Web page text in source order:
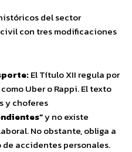
del sector
con tres modificaciones
El Título XII regula por
Uber o Rappi. El texto
y choferes
y no existe
No obstante, obliga a
de accidentes personales.